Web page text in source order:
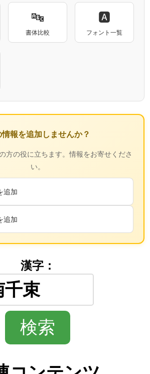
🔤
書体比較
🅰
フォント一覧
情報を追加しませんか？
方の役に立ちます。情報をお寄せくださ
い。
追加
追加
漢字：